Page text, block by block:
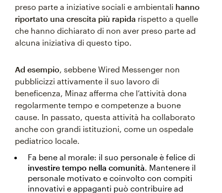
preso parte a iniziative sociali e ambientali hanno
riportato una crescita più rapida rispetto a quelle
che hanno dichiarato di non aver preso parte ad
alcuna iniziativa di questo tipo.
Ad esempio, sebbene Wired Messenger non
pubblicizzi attivamente il suo lavoro di
beneficenza, Minaz afferma che l’attività dona
regolarmente tempo e competenze a buone
cause. In passato, questa attività ha collaborato
anche con grandi istituzioni, come un ospedale
pediatrico locale.
Fa bene al morale: il suo personale è felice di
investire tempo nella comunità. Mantenere il
personale motivato e coinvolto con compiti
innovativi e appaganti può contribuire ad